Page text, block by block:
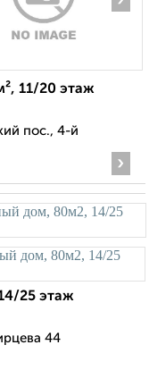
11/20 этаж
пос., 4-й
›
25 этаж
44